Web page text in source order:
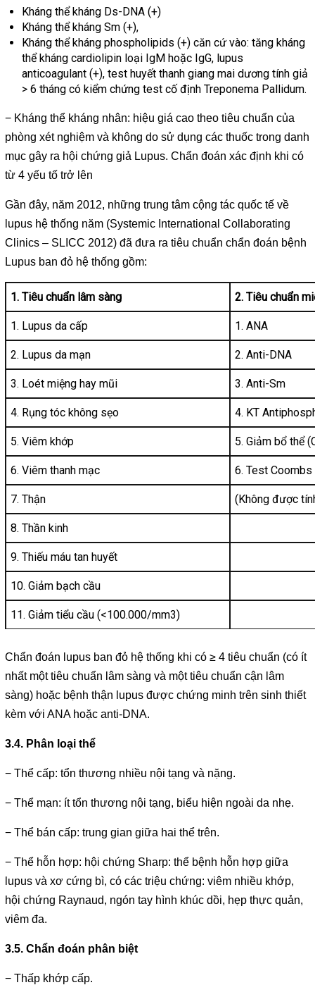
Kháng thể kháng Ds-DNA (+)
Kháng thể kháng Sm (+),
Kháng thể kháng phospholipids (+) căn cứ vào: tăng kháng
thể kháng cardiolipin loại IgM hoặc IgG, lupus
anticoagulant (+), test huyết thanh giang mai dương tính giả
> 6 tháng có kiểm chứng test cố định Treponema Pallidum.
− Kháng thể kháng nhân: hiệu giá cao theo tiêu chuẩn của
phòng xét nghiệm và không do sử dụng các thuốc trong danh
mục gây ra hội chứng giả Lupus. Chẩn đoán xác định khi có
từ 4 yếu tố trở lên
Gần đây, năm 2012, những trung tâm cộng tác quốc tế về
lupus hệ thống năm (Systemic International Collaborating
Clinics – SLICC 2012) đã đưa ra tiêu chuẩn chẩn đoán bệnh
Lupus ban đỏ hệ thống gồm:
1. Tiêu chuẩn lâm sàng 2. Tiêu chuẩn
1. Lupus da cấp 1. ANA
2. Lupus da mạn 2. Anti-DNA
3. Loét miệng hay mũi 3. Anti-Sm
4. Rụng tóc không sẹo 4. KT
5. Viêm khớp 5. Giảm bổ thể
6. Viêm thanh mạc 6. Test
7. Thận (Không được
8. Thần kinh
9. Thiếu máu tan huyết
10. Giảm bạch cầu
11. Giảm tiểu cầu (<100.000/mm3)
Chẩn đoán lupus ban đỏ hệ thống khi có ≥ 4 tiêu chuẩn (có ít
nhất một tiêu chuẩn lâm sàng và một tiêu chuẩn cận lâm
sàng) hoặc bệnh thận lupus được chứng minh trên sinh thiết
kèm với ANA hoặc anti-DNA.
3.4. Phân loại thể
− Thể cấp: tổn thương nhiều nội tạng và nặng.
− Thể mạn: ít tổn thương nội tạng, biểu hiện ngoài da nhẹ.
− Thể bán cấp: trung gian giữa hai thể trên.
− Thể hỗn hợp: hội chứng Sharp: thể bệnh hỗn hợp giữa
lupus và xơ cứng bì, có các triệu chứng: viêm nhiều khớp,
hội chứng Raynaud, ngón tay hình khúc dồi, hẹp thực quản,
viêm đa.
3.5. Chẩn đoán phân biệt
− Thấp khớp cấp.